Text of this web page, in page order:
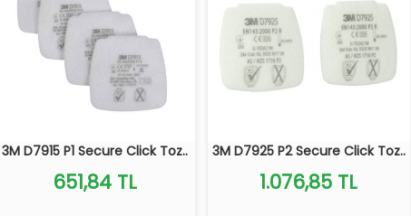
3M D7915 P1 Secure Click Toz..
651,84 TL
3M D7925 P2 Secure Click Toz..
1.076,85 TL